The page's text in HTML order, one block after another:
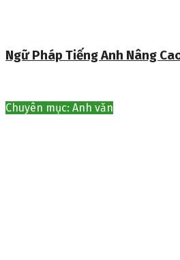
Ngữ Pháp Tiếng Anh Nâng
Chuyên mục: Anh văn